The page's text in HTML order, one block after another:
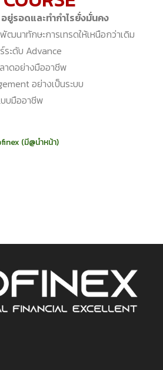
ยู่รอดและทำกำไรยั่งมั่นคง
นาทักษะการเทรดให้เหนือกว่าเดิม
ระดับ Advance
าดอย่างมืออาชีพ
อย่างเป็นระบบ
บมืออาชีพ
(มี@นำหน้า)